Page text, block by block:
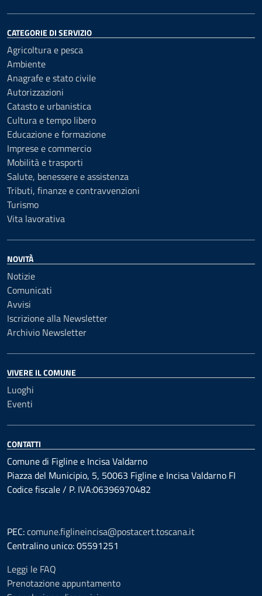
CATEGORIE DI SERVIZIO
Agricoltura e pesca
Ambiente
Anagrafe e stato civile
Autorizzazioni
Catasto e urbanistica
Cultura e tempo libero
Educazione e formazione
Imprese e commercio
Mobilità e trasporti
Salute, benessere e assistenza
Tributi, finanze e contravvenzioni
Turismo
Vita lavorativa
NOVITÀ
Notizie
Comunicati
Avvisi
Iscrizione alla Newsletter
Archivio Newsletter
VIVERE IL COMUNE
Luoghi
Eventi
CONTATTI
Comune di Figline e Incisa Valdarno
Piazza del Municipio, 5, 50063 Figline e Incisa Valdarno FI
Codice fiscale / P. IVA:06396970482
PEC:comune.figlineincisa@postacert.toscana.it
Centralino unico: 05591251
Leggi le FAQ
Prenotazione appuntamento